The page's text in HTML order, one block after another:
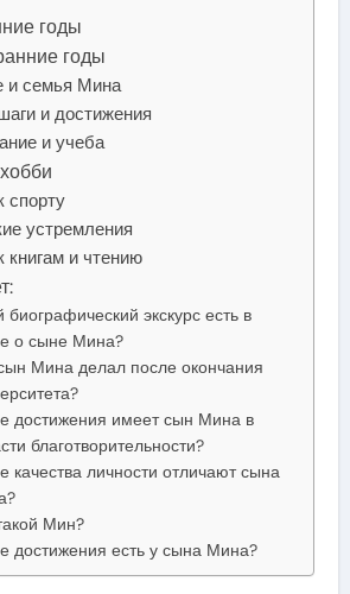
годы
годы
и семья Мина
и достижения
и учеба
спорту
устремления
книгам и чтению
биографический экскурс есть в
о сыне Мина?
Мина делал после окончания
достижения имеет сын Мина в
благотворительности?
качества личности отличают сына
Мин?
достижения есть у сына Мина?